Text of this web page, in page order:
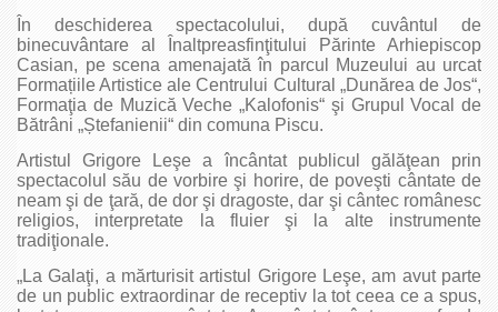
În deschiderea spectacolului, după cuvântul de
binecuvântare al Înaltpreasfinţitului Părinte Arhiepiscop
Casian, pe scena amenajată în parcul Muzeului au urcat
Formațiile Artistice ale Centrului Cultural „Dunărea de Jos“,
Formaţia de Muzică Veche „Kalofonis“ şi Grupul Vocal de
Bătrâni „Ștefanienii“ din comuna Piscu.
Artistul Grigore Leşe a încântat publicul gălăţean prin
spectacolul său de vorbire şi horire, de poveşti cântate de
neam şi de ţară, de dor şi dragoste, dar şi cântec românesc
religios, interpretate la fluier şi la alte instrumente
tradiţionale.
„La Galaţi, a mărturisit artistul Grigore Leşe, am avut parte
de un public extraordinar de receptiv la tot ceea ce a spus,